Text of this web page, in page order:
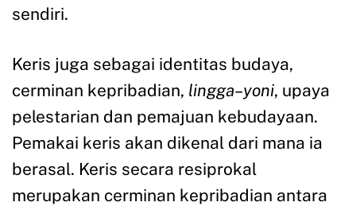
sendiri.
Keris juga sebagai identitas budaya,
cerminan kepribadian, lingga–yoni, upaya
pelestarian dan pemajuan kebudayaan.
Pemakai keris akan dikenal dari mana ia
berasal. Keris secara resiprokal
merupakan cerminan kepribadian antara